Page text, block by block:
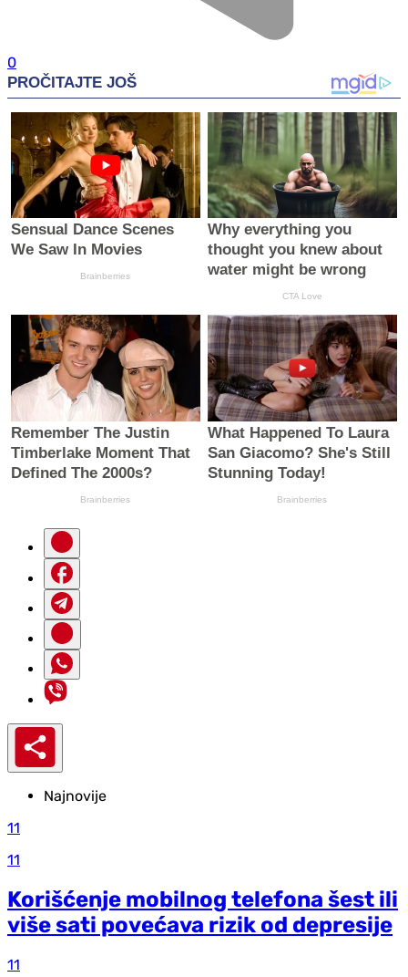
0
Najnovije
11
11
Korišćenje mobilnog telefona šest ili
više sati povećava rizik od depresije
11